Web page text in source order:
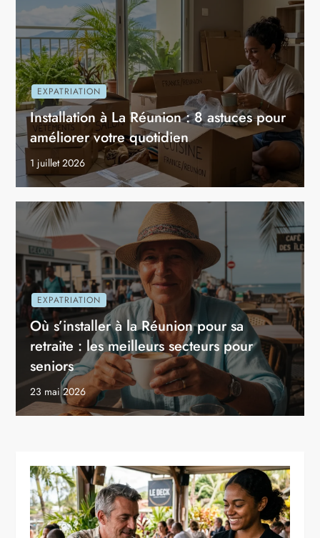
EXPATRIATION
Installation à La Réunion : 8 astuces pour
améliorer votre quotidien
1 juillet 2026
EXPATRIATION
Où s’installer à la Réunion pour sa
retraite : les meilleurs secteurs pour
seniors
23 mai 2026